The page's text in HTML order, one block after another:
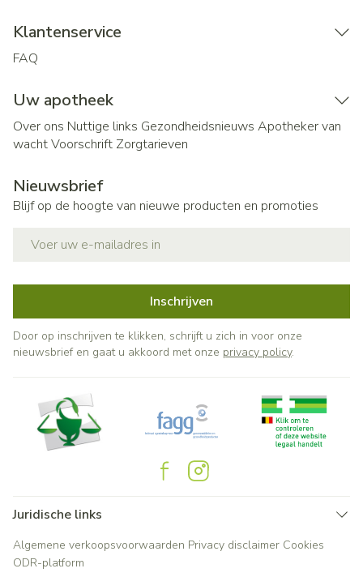
Klantenservice
FAQ
Uw apotheek
Over ons Nuttige links Gezondheidsnieuws Apotheker van
wachtVoorschrift Zorgtarieven
Nieuwsbrief
Blijf op de hoogte van nieuwe producten en promoties
Inschrijven
Door op inschrijven te klikken, schrijft u zich in voor onze
nieuwsbrief en gaat u akkoord met onze privacy policy.
Juridische links
Algemene verkoopsvoorwaarden Privacy disclaimer Cookies
ODR-platform